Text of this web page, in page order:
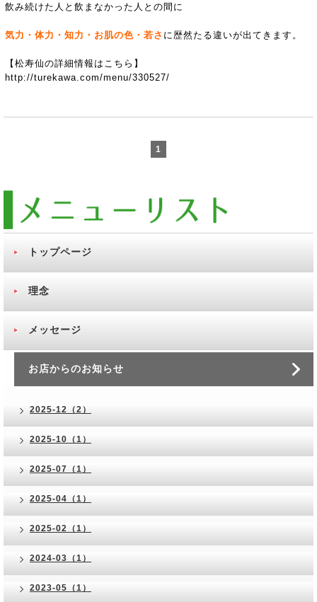
飲み続けた人と飲まなかった人との間に
気力・体力・知力・お肌の色・若さ に歴然たる違いが出てきます。
【松寿仙の詳細情報はこちら】
http://turekawa.com/menu/330527/
1
トップページ
理念
メッセージ
お店からのお知らせ
2025-12（2）
2025-10（1）
2025-07（1）
2025-04（1）
2025-02（1）
2024-03（1）
2023-05（1）